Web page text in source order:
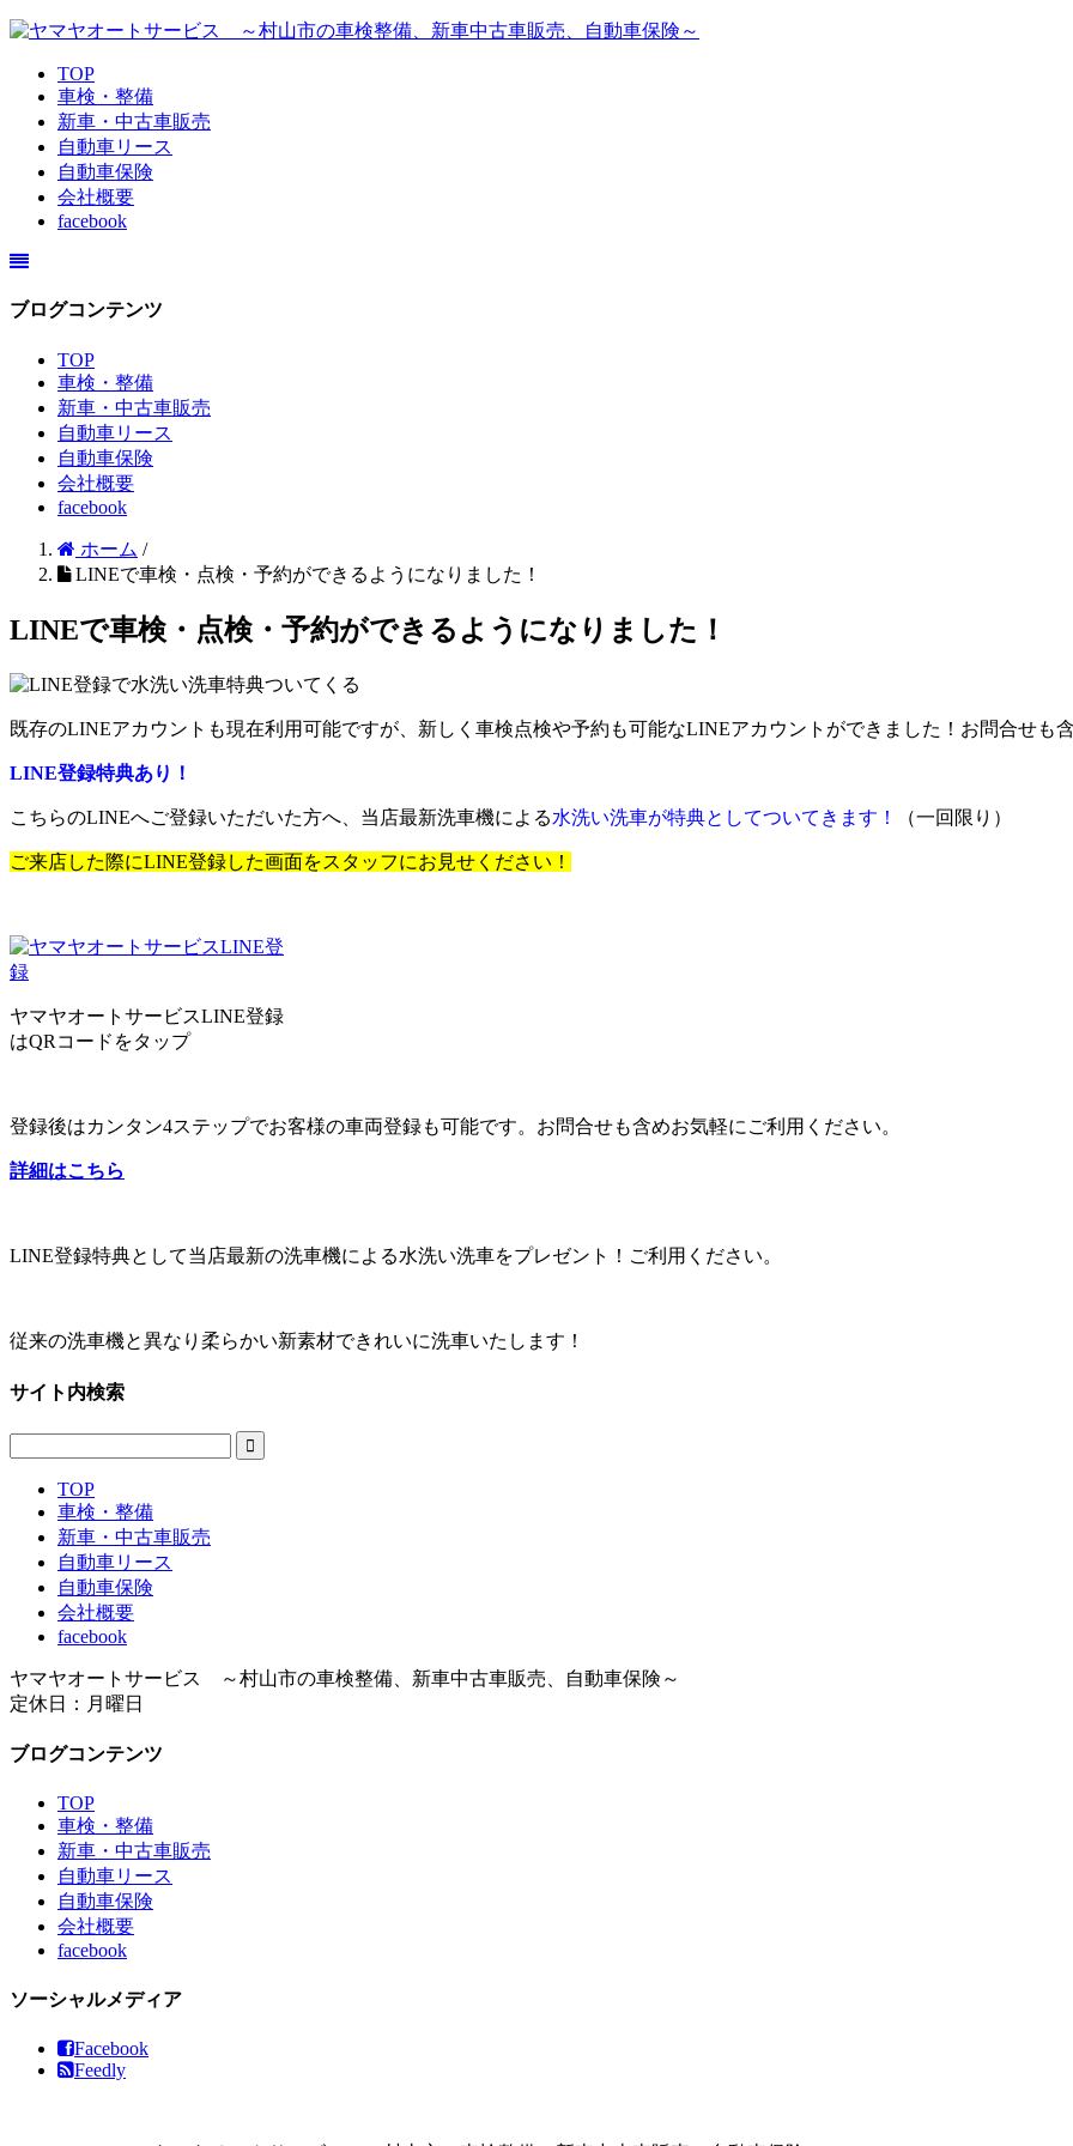
TOP
車検・整備
新車・中古車販売
自動車リース
自動車保険
会社概要
facebook
ブログコンテンツ
TOP
車検・整備
新車・中古車販売
自動車リース
自動車保険
会社概要
facebook
ホーム /
LINEで車検・点検・予約ができるようになりました！
LINEで車検・点検・予約ができるようになりました！
既存のLINEアカウントも現在利用可能ですが、新しく車検点検や予約も可能なLINEアカウントができました！お問合せも
LINE登録特典あり！
こちらのLINEへご登録いただいた方へ、当店最新洗車機による水洗い洗車が特典としてついてきます！ （一回限り）
ご来店した際にLINE登録した画面をスタッフにお見せください！
ヤマヤオートサービスLINE登録
はQRコードをタップ
登録後はカンタン4ステップでお客様の車両登録も可能です。お問合せも含めお気軽にご利用ください。
詳細はこちら
LINE登録特典として当店最新の洗車機による水洗い洗車をプレゼント！ご利用ください。
従来の洗車機と異なり柔らかい新素材できれいに洗車いたします！
サイト内検索

TOP
車検・整備
新車・中古車販売
自動車リース
自動車保険
会社概要
facebook
ヤマヤオートサービス ～村山市の車検整備、新車中古車販売、自動車保険～
定休日：月曜日
ブログコンテンツ
TOP
車検・整備
新車・中古車販売
自動車リース
自動車保険
会社概要
facebook
ソーシャルメディア
Facebook
Feedly